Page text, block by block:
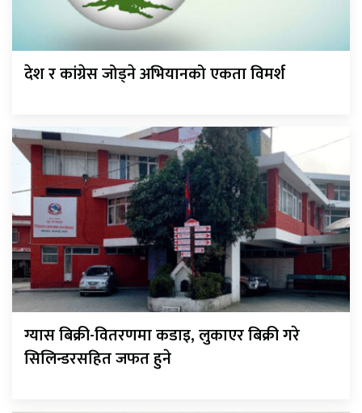
देश र कांग्रेस जोड्ने अभियानको एकता विमर्श
ग्यास बिक्री-वितरणमा कडाइ, लुकाएर बिक्री गरे
सिलिन्डरसहित जफत हुने